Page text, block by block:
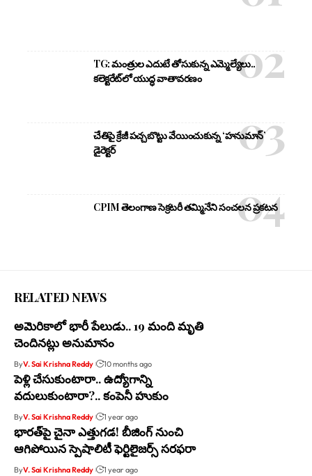
TG: మంత్రుల ఎదుటే తోసుకున్న ఎమ్మెల్యేలు..
కలెక్టరేట్‌లో యుద్ధ వాతావరణం
చేతిపై క్రేజీ పచ్చబొట్టు వేయించుకున్న ‘హనుమాన్’
డైరెక్టర్
CPIM తెలంగాణ సెక్రటరీ తమ్మినేని సంచలన ప్రకటన
RELATED NEWS
అమెరికాలో భారీ పేలుడు.. 19 మంది మృతి
చెందినట్లు అనుమానం
ByV. Sai Krishna Reddy 10 months ago
పెళ్లి చేసుకుంటారా.. ఉద్యోగాన్ని
వదులుకుంటారా?.. కంపెనీ హుకుం
ByV. Sai Krishna Reddy 1 year ago
భారత్‌పై చైనా ఎత్తుగడ! బీజింగ్ నుంచి
ఆగిపోయిన స్పెషాలిటీ ఫెర్టిలైజర్స్ సరఫరా
ByV. Sai Krishna Reddy 1 year ago